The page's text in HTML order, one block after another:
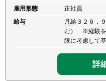
雇用形態
正社員
給与
月給３２６，
む） ※経験を
限に考慮して
詳